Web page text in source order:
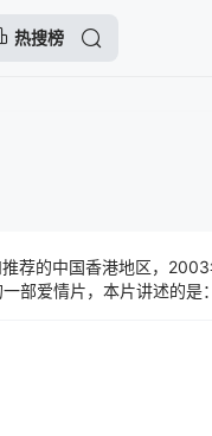
热搜榜
荐的中国香港地区，
部爱情片，本片讲述的
活，可是行内的人都看不
行内需要注意的行规以及
出面阻止，并承诺帮忙抚